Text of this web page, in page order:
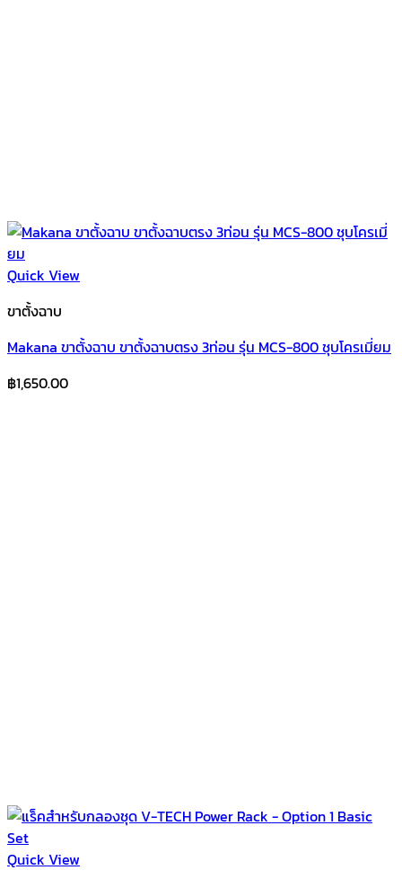
Quick View
ขาตั้งฉาบ
Makana ขาตั้งฉาบ ขาตั้งฉาบตรง 3ท่อน รุ่น MCS-800 ชุบโครเมี่ยม
฿1,650.00
Quick View